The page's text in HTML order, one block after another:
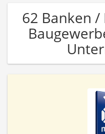
62 Banken